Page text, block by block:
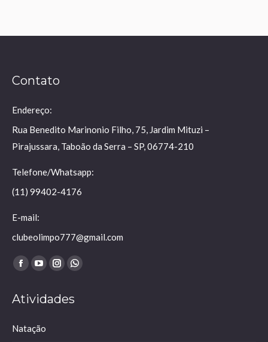
Contato
Endereço:
Rua Benedito Marinonio Filho, 75, Jardim Mituzi –
Pirajussara, Taboão da Serra – SP, 06774-210
Telefone/Whatsapp:
(11) 99402-4176
E-mail:
clubeolimpo777@gmail.com
Encontre-nos em:
Facebook
opens
new
YouTube
opens
new
Instagram
opens
Whatsapp
opens
Atividades
Natação